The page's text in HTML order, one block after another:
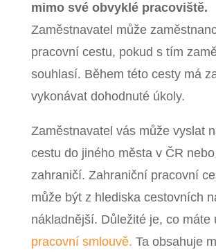
mimo své obvyklé pracoviště.
Zaměstnavatel může
pracovní cestu, pokud s tím
souhlasí. Během této cesty má
vykonávat dohodnuté úkoly.
Zaměstnavatel vás může vyslat
cestu do jiného města v ČR
zahraničí. Zahraniční pracovní
může být z hlediska cestovních
nákladnější. Důležité je, co máte
pracovní smlouvě. Ta obsahuje